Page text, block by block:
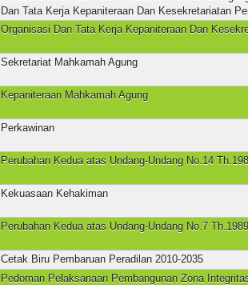
Dan Tata Kerja Kepaniteraan Dan Kesekretariatan
Organisasi Dan Tata Kerja Kepaniteraan Dan
Sekretariat Mahkamah Agung
Kepaniteraan Mahkamah Agung
Perkawinan
Perubahan Kedua atas Undang-Undang No.14
Kekuasaan Kehakiman
Perubahan Kedua atas Undang-Undang No.7
Cetak Biru Pembaruan Peradilan 2010-2035
Pedoman Pelaksanaan Pembangunan Zona